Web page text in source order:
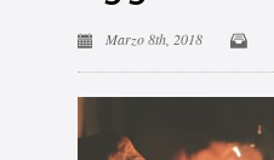
Marzo 8th, 2018